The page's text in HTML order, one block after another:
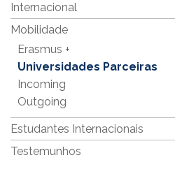
Internacional
Mobilidade
Erasmus +
Universidades Parceiras
Incoming
Outgoing
Estudantes Internacionais
Testemunhos